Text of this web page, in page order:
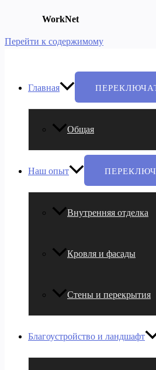
WorkNet
Перейти к содержимому
Главная
Общая
Наш опыт
Внутренняя отделка
Кровля и фасады
Стены и перекрытия
Благоустройство и ландшафт